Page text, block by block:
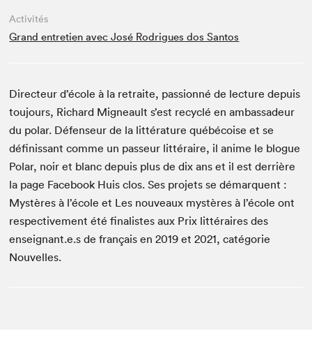
Activités
Grand entretien avec José Rodrigues dos Santos
Directeur d’école à la retraite, pas­sion­né de lec­ture depuis
tou­jours, Richard Migneault s’est recy­clé en ambas­sadeur
du polar. Défenseur de la lit­téra­ture québé­coise et se
définis­sant comme un passeur lit­téraire, il ani­me le blogue
Polar, noir et blanc depuis plus de dix ans et il est der­rière
la page Face­book Huis clos. Ses pro­jets se démar­quent :
Mys­tères à l’école et Les nou­veaux mys­tères à l’école ont
respec­tive­ment été final­istes aux Prix lit­téraires des
enseignant.e.s de français en2019 et2021, caté­gorie
Nouvelles.